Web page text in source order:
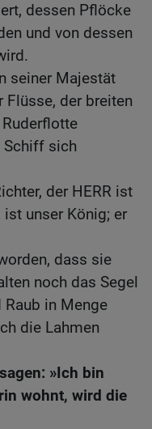
dessen Pflöcke
und von dessen
seiner Majestät
Flüsse, der breiten
Schiff sich
der HERR ist
ist unser König; er
dass sie
noch das Segel
Raub in Menge
die Lahmen
»Ich bin
wohnt, wird die